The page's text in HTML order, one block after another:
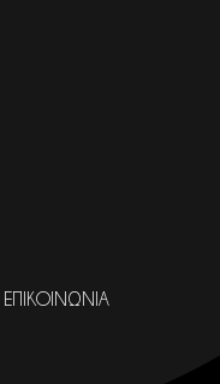
ΕΠΙΚΟΙΝΩΝΙΑ